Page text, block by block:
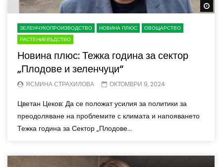
ЗЕЛЕНЧУКОПРОИЗВОДСТВО НОВИНА ПЛЮС
ОВОЩАРСТВО
РАСТЕНИЕВЪДСТВО
Новина плюс: Тежка година за сектор
„Плодове и зеленчуци“
ЯСМИНА СТРАХИЛОВА ОКТОМВРИ 9, 2024
Цветан Цеков: Да се положат усилия за политики за
преодоляване на проблемите с климата и напояването
Тежка година за Сектор „Плодове...